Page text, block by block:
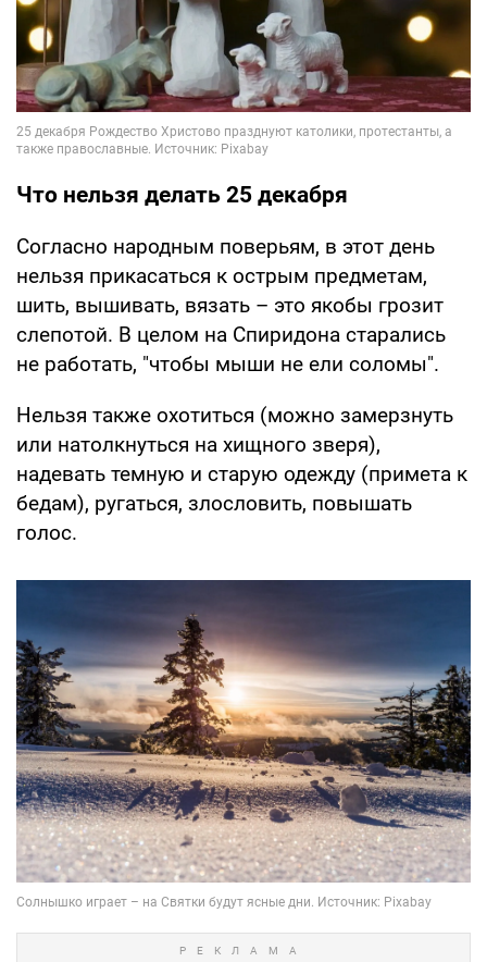
Что нельзя делать 25 декабря
Согласно народным поверьям, в этот день
нельзя прикасаться к острым предметам,
шить, вышивать, вязать – это якобы грозит
слепотой. В целом на Спиридона старались
не работать, "чтобы мыши не ели соломы".
Нельзя также охотиться (можно замерзнуть
или натолкнуться на хищного зверя),
надевать темную и старую одежду (примета к
бедам), ругаться, злословить, повышать
голос.